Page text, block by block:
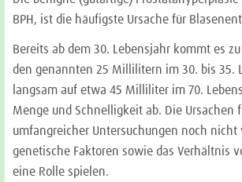
BPH, ist die häufigste Ursache für
Bereits ab dem 30. Lebensjahr kommt es
den genannten 25 Millilitern im 30. bis 35.
langsam auf etwa 45 Milliliter im 70.
Menge und Schnelligkeit ab. Die Ursachen
umfangreicher Untersuchungen noch
genetische Faktoren sowie das Verhältnis
eine Rolle spielen.